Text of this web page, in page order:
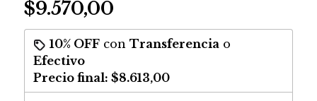
$9.570,00
10% OFFcon Transferencia o
Efectivo
Precio final: $8.613,00